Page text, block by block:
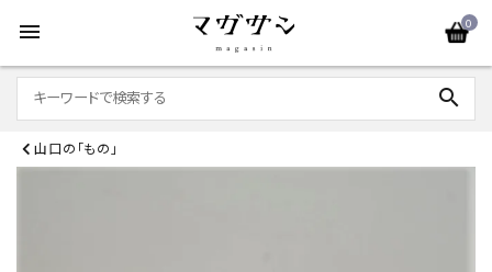
menu 0
search
山口の「もの」